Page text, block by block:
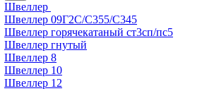
Швеллер
Швеллер 09Г2С/С355/С345
Швеллер горячекатаный ст3сп/пс5
Швеллер гнутый
Швеллер 8
Швеллер 10
Швеллер 12